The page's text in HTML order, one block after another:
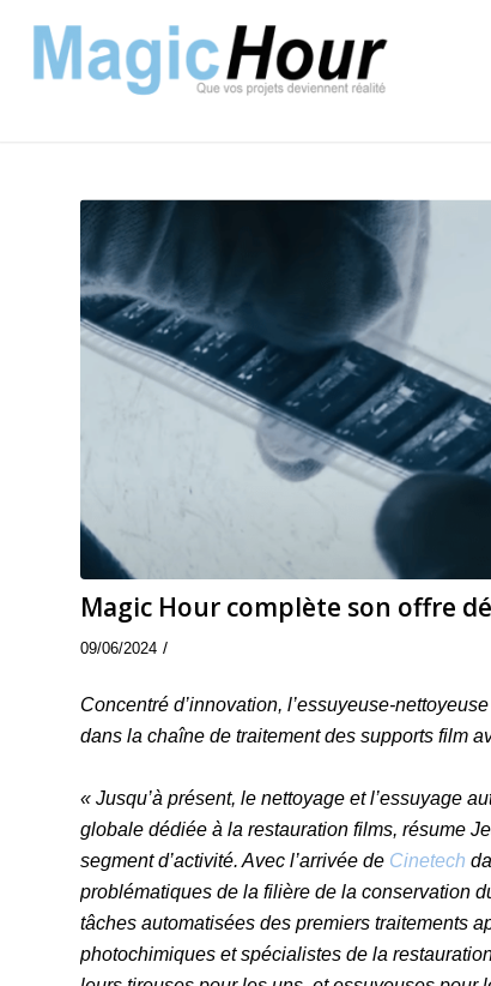
Magic Hour complète son offre
09/06/2024 /
Concentré d’innovation, l’essuyeuse-
dans la chaîne de traitement des supports film
« Jusqu’à présent, le nettoyage et l’essuyage
globale dédiée à la restauration films, résume
segment d’activité. Avec l’arrivée de Cinetech
problématiques de la filière de la conservation
tâches automatisées des premiers traitements
photochimiques et spécialistes de la